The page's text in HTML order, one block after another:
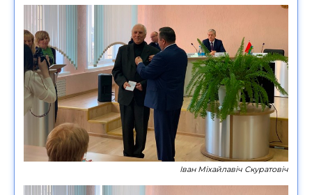
Іван Міхайлавіч Скуратовіч